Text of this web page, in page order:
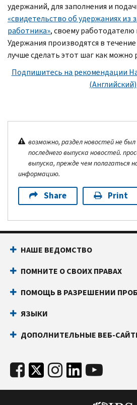
удержаний, для заполнения и
«свидетельство об удержаниях из
работника», своему работодателю
Удержания производятся в
лучше сделать этот шаг как можно
Подпишитесь на рекомендации
(Английский)
возможно, раздел новостей не был
последнего выпуска новостей.
выпуска, прежде чем полагаться
информацию.
Share Print
НАШЕ ВЕДОМСТВО
ПОМНИТЕ О СВОИХ ПРАВАХ
ПОМОЩЬ В РАЗРЕШЕНИИ
ЯЗЫКИ
ДОПОЛНИТЕЛЬНЫЕ ВЕБ-